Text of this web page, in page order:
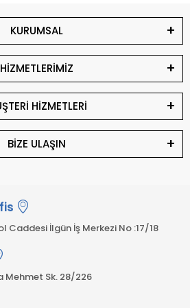
KURUMSAL
HİZMETLERİMİZ
HİZMETLERİ
BİZE ULAŞIN
Caddesi İlgün İş Merkezi No :17/18
Mehmet Sk. 28/226